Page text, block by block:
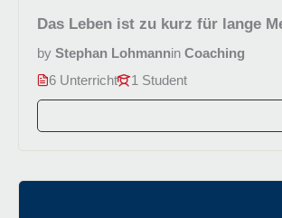
Das Leben ist zu kurz für lange
by Stephan Lohmannin Coaching
6 Unterricht
1 Student